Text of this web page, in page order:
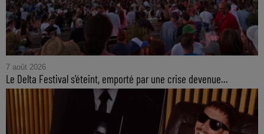
7 août 2026
Le Delta Festival s'éteint, emporté par une crise devenue...